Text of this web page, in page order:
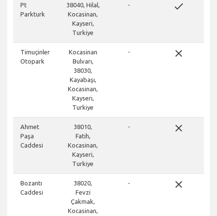
Pt
Parkturk
38040, Hilal,
Kocasinan,
Kayseri,
Turkiye
- done
Timuçinler
Otopark
Kocasinan
Bulvarı,
38030,
Kayabaşı,
Kocasinan,
Kayseri,
Turkiye
- close
Ahmet
Paşa
Caddesi
38010,
Fatih,
Kocasinan,
Kayseri,
Turkiye
- close
Bozantı
Caddesi
38020,
Fevzi
Çakmak,
Kocasinan,
- close